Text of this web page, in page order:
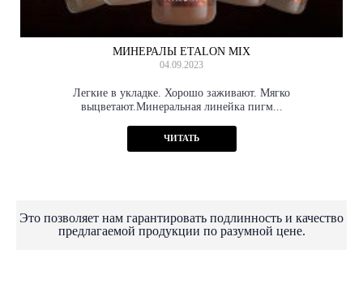
МИНЕРАЛЫ ETALON MIX
04.09.2023
Легкие в укладке. Хорошо заживают. Мягко
выцветают.Минеральная линейка пигм...
ЧИТАТЬ
Это позволяет нам гарантировать подлинность и качество
предлагаемой продукции по разумной цене.